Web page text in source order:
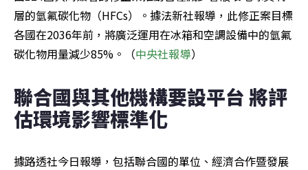
層的氫氟碳化物（HFCs）。據法新社報導，此修正案目標
各國在2036年前，將廣泛運用在冰箱和空調設備中的氫氟
碳化物用量減少85%。（中央社報導）
聯合國與其他機構要設平台 將評
估環境影響標準化
據路透社今日報導，包括聯合國的單位、經濟合作暨發展